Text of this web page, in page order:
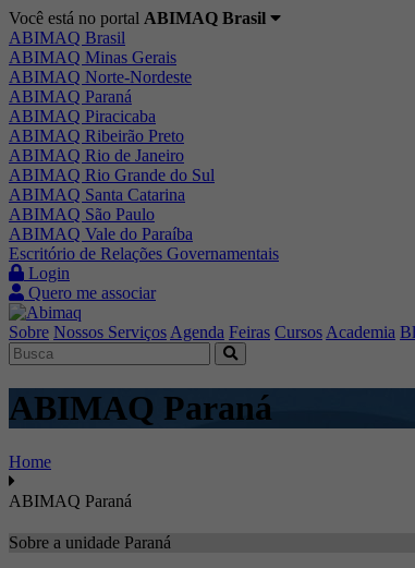
Você está no portal ABIMAQ Brasil
ABIMAQ Brasil
ABIMAQ Minas Gerais
ABIMAQ Norte-Nordeste
ABIMAQ Paraná
ABIMAQ Piracicaba
ABIMAQ Ribeirão Preto
ABIMAQ Rio de Janeiro
ABIMAQ Rio Grande do Sul
ABIMAQ Santa Catarina
ABIMAQ São Paulo
ABIMAQ Vale do Paraíba
Escritório de Relações Governamentais
Login
Quero me associar
Sobre Nossos Serviços Agenda Feiras Cursos Academia
ABIMAQ Paraná
Home
ABIMAQ Paraná
Sobre a unidade Paraná